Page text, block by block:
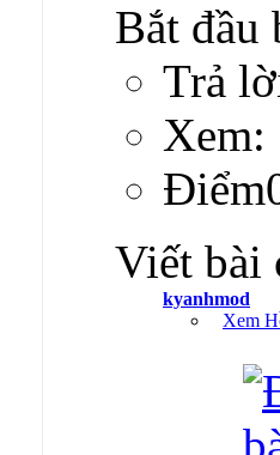
Bắt đầu
Trả
Xem:
Viết bài
kyanhmod
Xem